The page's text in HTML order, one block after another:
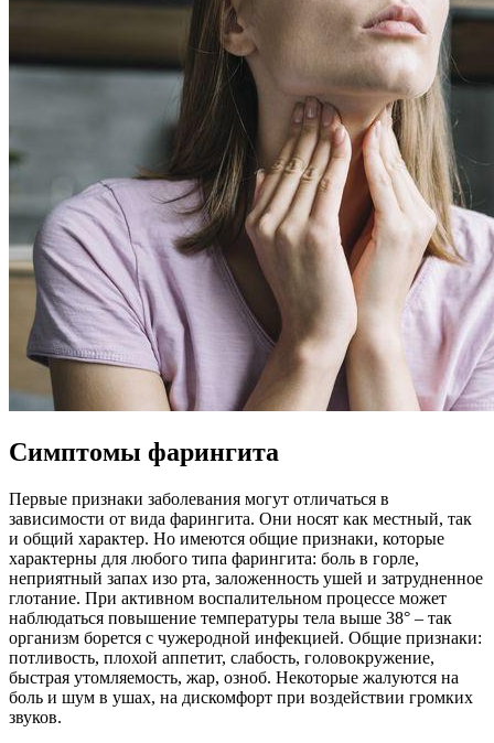
Симптомы фарингита
Первые признаки заболевания могут отличаться в
зависимости от вида фарингита. Они носят как местный, так
и общий характер. Но имеются общие признаки, которые
характерны для любого типа фарингита: боль в горле,
неприятный запах изо рта, заложенность ушей и затрудненное
глотание. При активном воспалительном процессе может
наблюдаться повышение температуры тела выше 38° – так
организм борется с чужеродной инфекцией. Общие признаки:
потливость, плохой аппетит, слабость, головокружение,
быстрая утомляемость, жар, озноб. Некоторые жалуются на
боль и шум в ушах, на дискомфорт при воздействии громких
звуков.